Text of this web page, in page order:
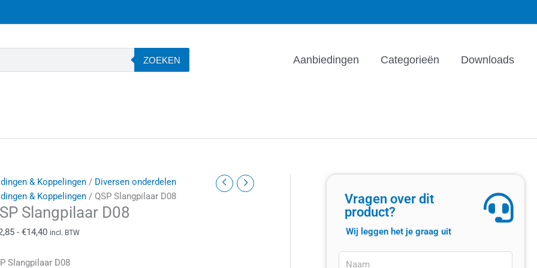
ZOEKEN Aanbiedingen Categorieën Downloads
& Koppelingen/ Diversen onderdelen
& Koppelingen/ QSP Slangpilaar D08
Slangpilaar D08
- €14,40
Prijsklasse:
€12,85
tot
€14,40
incl. BTW
Slangpilaar D08
Vragen over dit
product?
Wij leggen het je graag uit